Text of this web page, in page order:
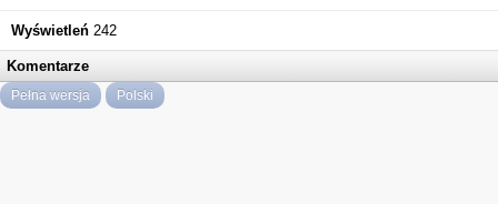
Wyświetleń 242
Komentarze
Pełna wersja Polski